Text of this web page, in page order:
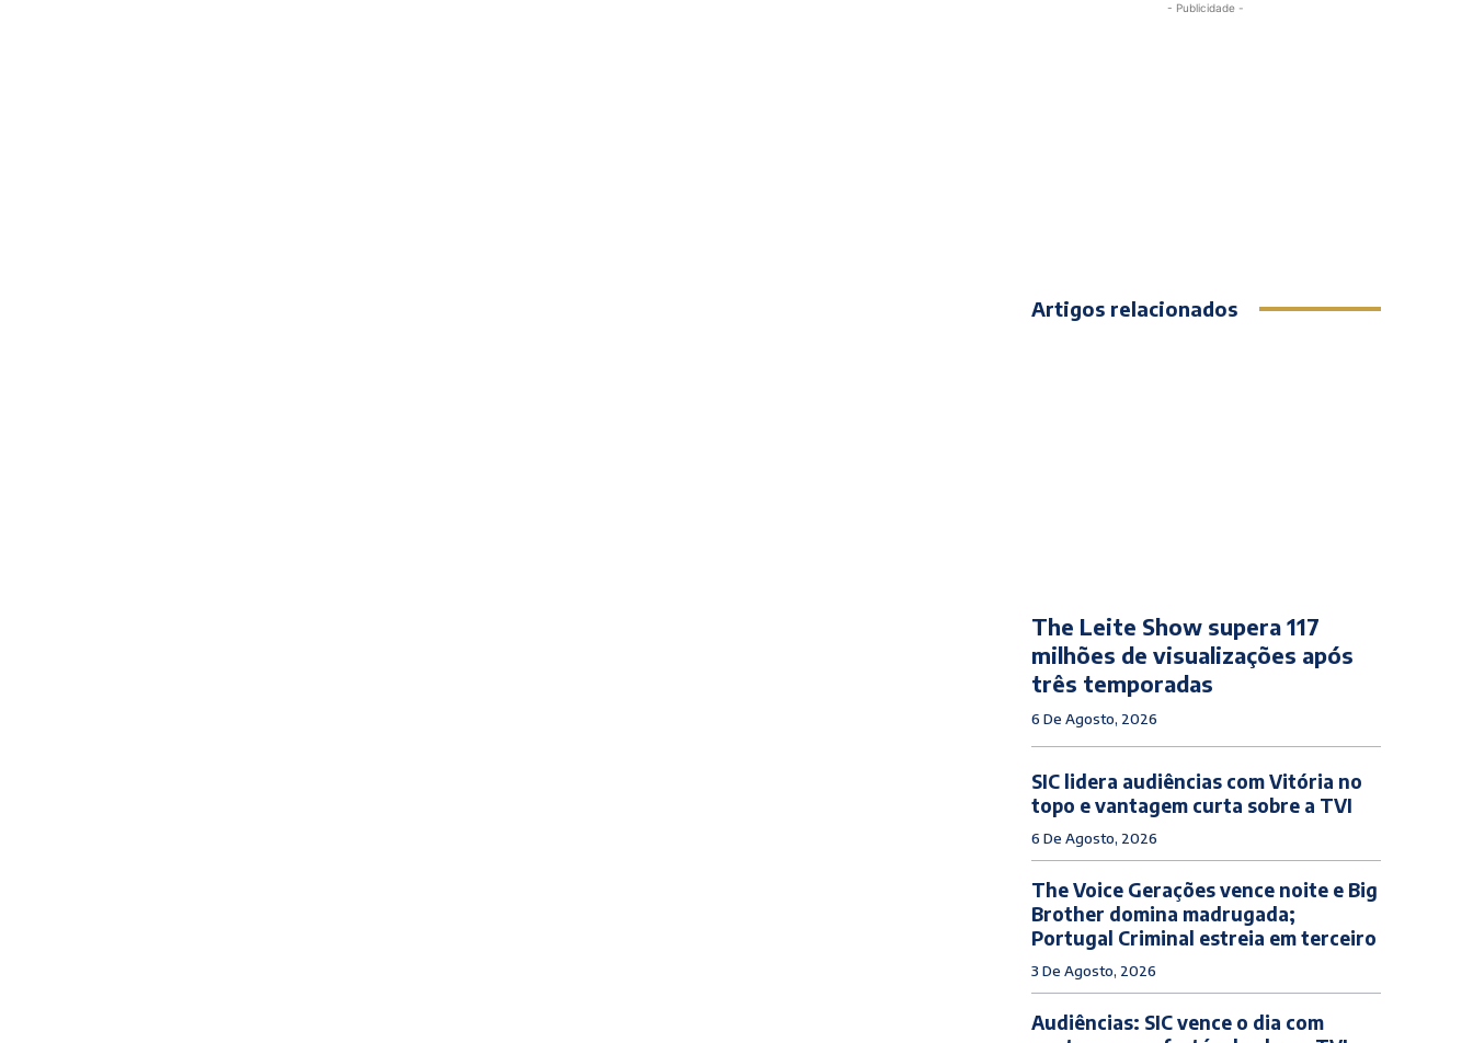
- Publicidade -
Artigos relacionados
The Leite Show supera 117
milhões de visualizações após
três temporadas
6 De Agosto, 2026
SIC lidera audiências com Vitória no
topo e vantagem curta sobre a TVI
6 De Agosto, 2026
The Voice Gerações vence noite e Big
Brother domina madrugada;
Portugal Criminal estreia em terceiro
3 De Agosto, 2026
Audiências: SIC vence o dia com